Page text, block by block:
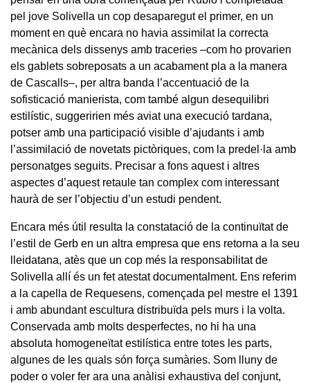
pel jove Solivella un cop desaparegut el primer, en un
moment en què encara no havia assimilat la correcta
mecànica dels dissenys amb traceries –com ho provarien
els gablets sobreposats a un acabament pla a la manera
de Cascalls–, per altra banda l’accentuació de la
sofisticació manierista, com també algun desequilibri
estilístic, suggeririen més aviat una execució tardana,
potser amb una participació visible d’ajudants i amb
l’assimilació de novetats pictòriques, com la predel·la amb
personatges seguits. Precisar a fons aquest i altres
aspectes d’aquest retaule tan complex com interessant
haurà de ser l’objectiu d’un estudi pendent.
Encara més útil resulta la constatació de la continuïtat de
l’estil de Gerb en un altra empresa que ens retorna a la seu
lleidatana, atès que un cop més la responsabilitat de
Solivella allí és un fet atestat documentalment. Ens referim
a la capella de Requesens, començada pel mestre el 1391
i amb abundant escultura distribuïda pels murs i la volta.
Conservada amb molts desperfectes, no hi ha una
absoluta homogeneïtat estilística entre totes les parts,
algunes de les quals són força sumàries. Som lluny de
poder o voler fer ara una anàlisi exhaustiva del conjunt,